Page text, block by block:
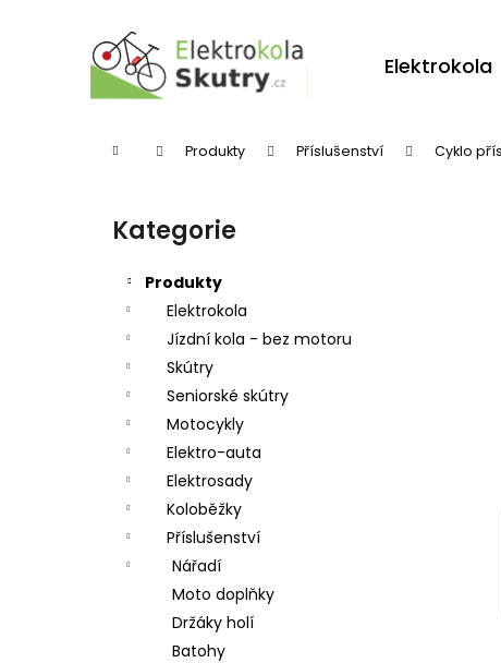
Elektrokola
Domů Produkty Příslušenství Cyklo
Přeskočit
kategorie
Kategorie
Produkty
Elektrokola
Jízdní kola - bez motoru
Skútry
Seniorské skútry
Motocykly
Elektro-auta
Elektrosady
Koloběžky
Příslušenství
Nářadí
Moto doplňky
Držáky holí
Batohy
Zpět
Zpět